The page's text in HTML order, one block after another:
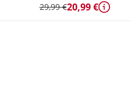
29,99 €20,99 € Détails